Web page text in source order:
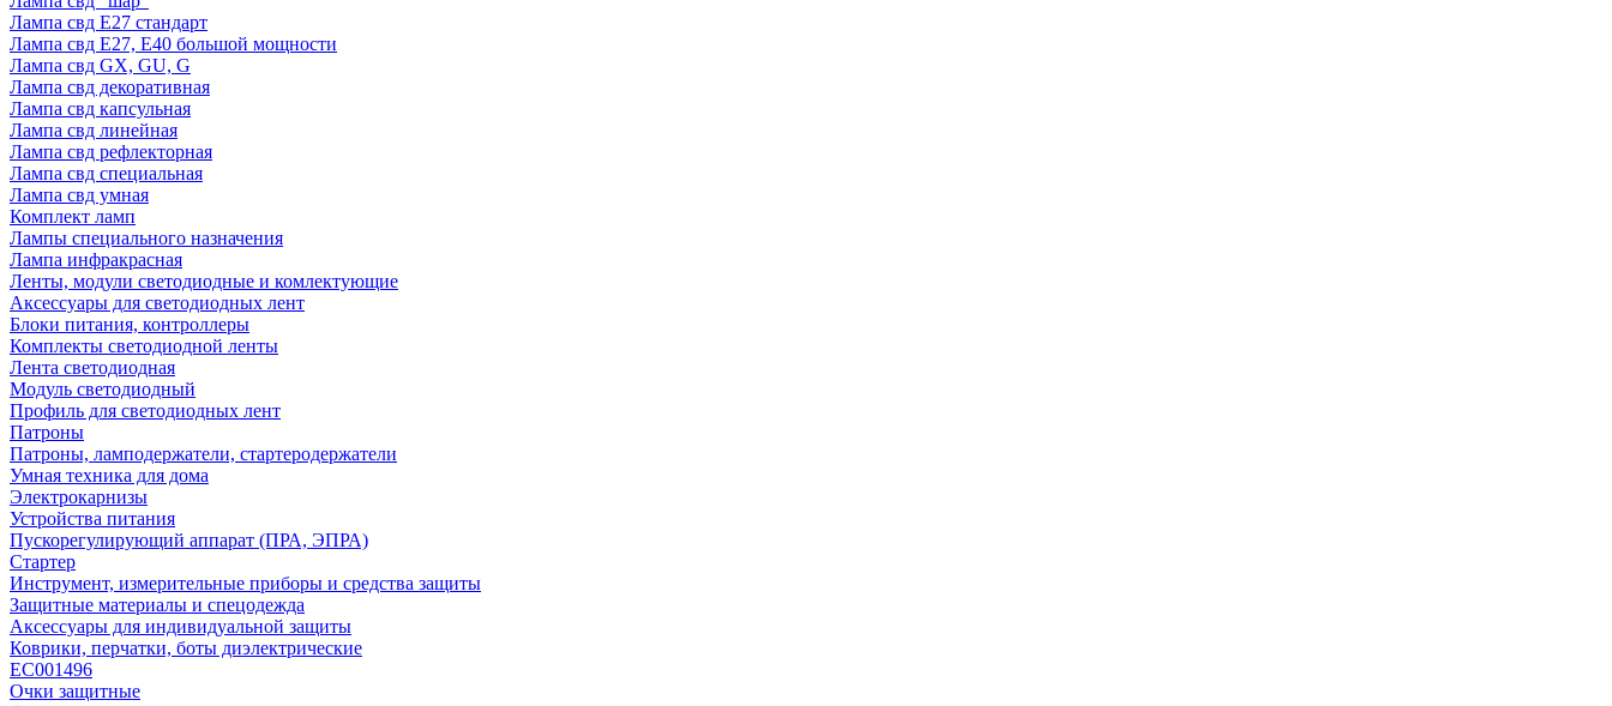
Лампа свд E27 стандарт
Лампа свд E27, Е40 большой мощности
Лампа свд GX, GU, G
Лампа свд декоративная
Лампа свд капсульная
Лампа свд линейная
Лампа свд рефлекторная
Лампа свд специальная
Лампа свд умная
Комплект ламп
Лампы специального назначения
Лампа инфракрасная
Ленты, модули светодиодные и комлектующие
Аксессуары для светодиодных лент
Блоки питания, контроллеры
Комплекты светодиодной ленты
Лента светодиодная
Модуль светодиодный
Профиль для светодиодных лент
Патроны
Патроны, ламподержатели, стартеродержатели
Умная техника для дома
Электрокарнизы
Устройства питания
Пускорегулирующий аппарат (ПРА, ЭПРА)
Стартер
Инструмент, измерительные приборы и средства защиты
Защитные материалы и спецодежда
Аксессуары для индивидуальной защиты
Коврики, перчатки, боты диэлектрические
EC001496
Очки защитные